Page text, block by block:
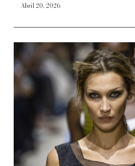
Abril 20, 2026